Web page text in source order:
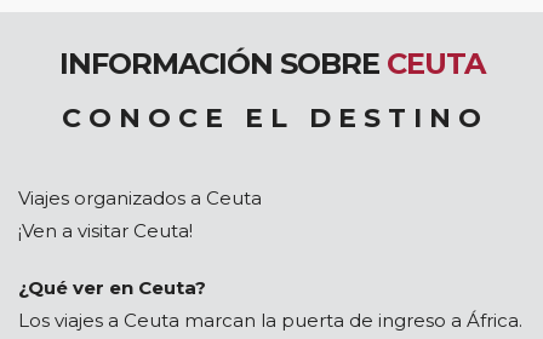
INFORMACIÓN SOBRE CEUTA
C O N O C E E L D E S T I N O
Viajes organizados a Ceuta
¡Ven a visitar Ceuta!
¿Qué ver en Ceuta?
Los viajes a Ceuta marcan la puerta de ingreso a África.